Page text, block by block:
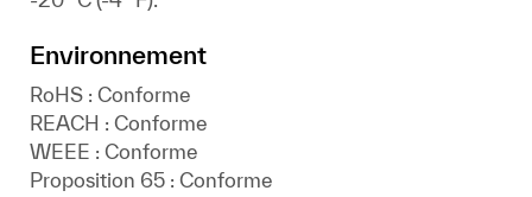
Environnement
RoHS : Conforme
REACH : Conforme
WEEE : Conforme
Proposition 65 : Conforme